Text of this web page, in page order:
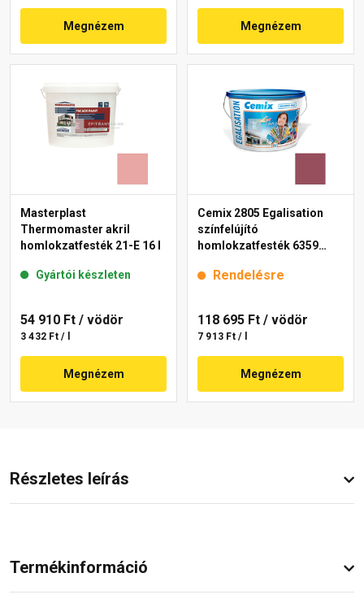
Megnézem Megnézem
Masterplast
Thermomaster akril
homlokzatfesték 21-E 16 l
Gyártói készleten
54 910 Ft / vödör
3 432 Ft / l
Megnézem
Cemix 2805 Egalisation
színfelújító
homlokzatfesték 6359
Rendelésre
118 695 Ft / vödör
7 913 Ft / l
Megnézem
Részletes leírás
Termékinformáció